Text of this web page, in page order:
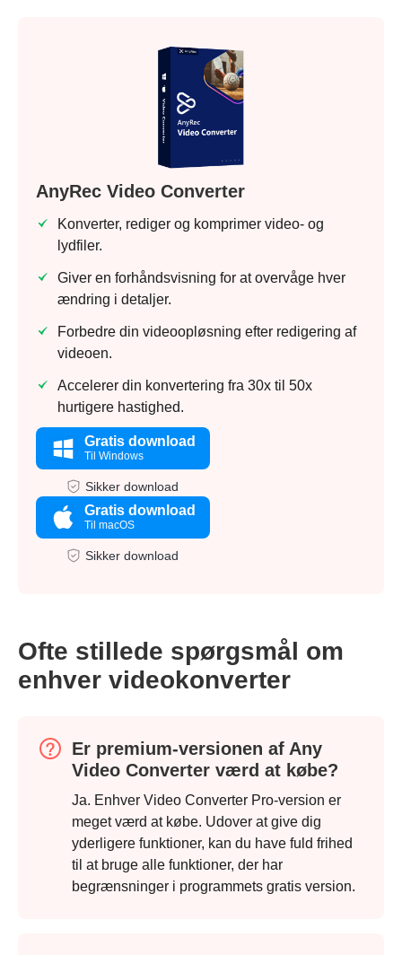
AnyRec Video Converter
Konverter, rediger og komprimer video- og
lydfiler.
Giver en forhåndsvisning for at overvåge hver
ændring i detaljer.
Forbedre din videoopløsning efter redigering af
videoen.
Accelerer din konvertering fra 30x til 50x
hurtigere hastighed.
Gratis download
Til Windows
Sikker download
Gratis download
Til macOS
Sikker download
Ofte stillede spørgsmål om
enhver videokonverter
Er premium-versionen af Any
Video Converter værd at købe?
Ja. Enhver Video Converter Pro-version er
meget værd at købe. Udover at give dig
yderligere funktioner, kan du have fuld frihed
til at bruge alle funktioner, der har
begrænsninger i programmets gratis version.